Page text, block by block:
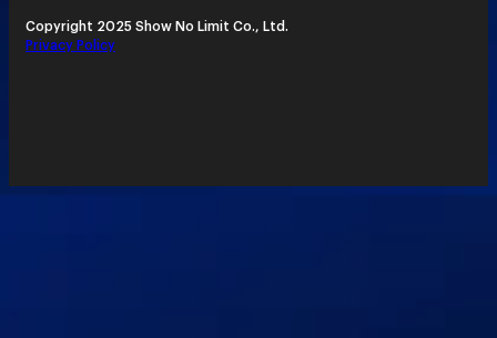
Copyright 2025 Show No Limit Co., Ltd.
Privacy Policy